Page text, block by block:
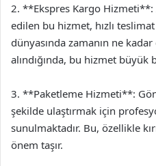
2. **Ekspres Kargo
edilen bu hizmet, hızlı
dünyasında zamanın ne
alındığında, bu hizmet büyük
3. **Paketleme Hizmeti**:
şekilde ulaştırmak için
sunulmaktadır. Bu, özellikle
önem taşır.